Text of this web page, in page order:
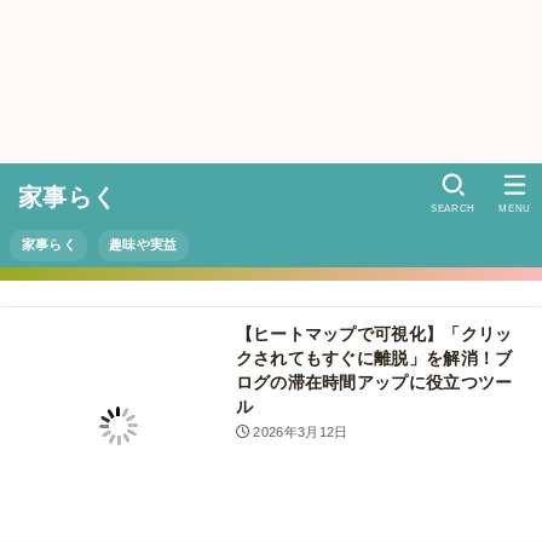
家事らく
家事らく 趣味や実益
SEARCH MENU
【ヒートマップで可視化】「クリッ
クされてもすぐに離脱」を解消！ブ
ログの滞在時間アップに役立つツー
ル
2026年3月12日